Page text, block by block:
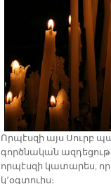
Որպէսզի այս Սուրբ
գործնական
որպէսզի կատարես,
կ՚օգտուիս։